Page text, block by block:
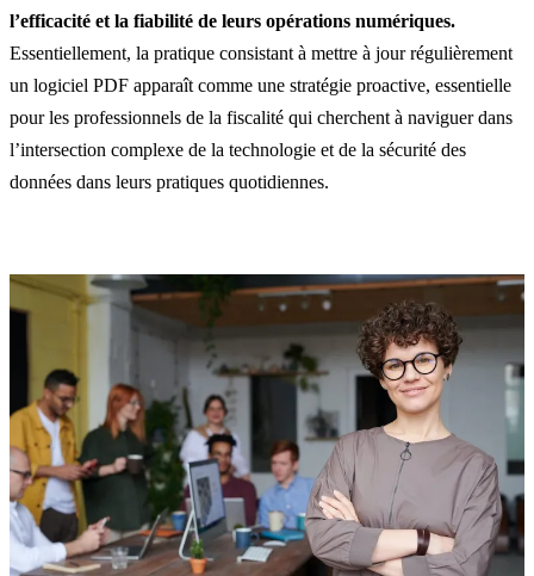
l’efficacité et la fiabilité de leurs opérations numériques.
Essentiellement, la pratique consistant à mettre à jour régulièrement
un logiciel PDF apparaît comme une stratégie proactive, essentielle
pour les professionnels de la fiscalité qui cherchent à naviguer dans
l’intersection complexe de la technologie et de la sécurité des
données dans leurs pratiques quotidiennes.